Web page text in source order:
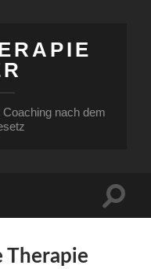
nach dem
Therapie